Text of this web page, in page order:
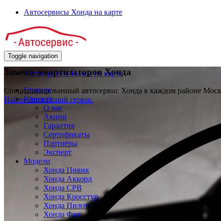
Автосервисы Хонда на карте
Toggle navigation
Автосервисы Honda на карте
Главная
Клиенту
О нас
Акции
Гарантия
Сертификаты
Партнёры
Эксперт
Модели
Хонда Цивик
Хонда Аккорд
Хонда СРВ
Хонда Кросстур
Хонда Пилот
Хонда Фит
Замена амортизаторов Хонда
Специализированный автосервис Хонда в каждом районе
Найти ближайший сервис